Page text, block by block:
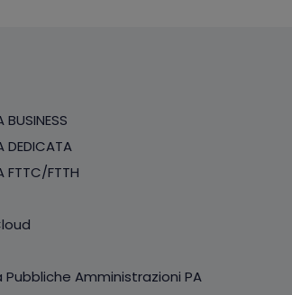
BUSINESS
DEDICATA
FTTC/FTTH
Amministrazioni PA